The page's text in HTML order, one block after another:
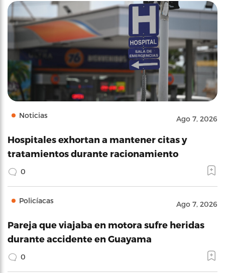
Noticias Ago 7, 2026
Hospitales exhortan a mantener citas y
tratamientos durante racionamiento
0
Policíacas Ago 7, 2026
Pareja que viajaba en motora sufre heridas
durante accidente en Guayama
0